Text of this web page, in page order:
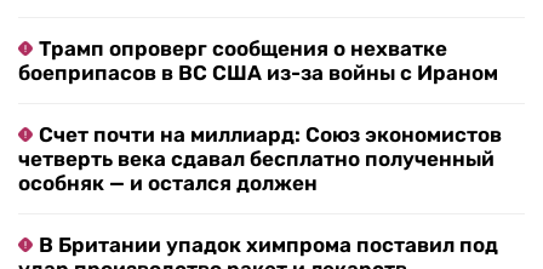
Трамп опроверг сообщения о нехватке
боеприпасов в ВС США из-за войны с Ираном
Счет почти на миллиард: Союз экономистов
четверть века сдавал бесплатно полученный
особняк — и остался должен
В Британии упадок химпрома поставил под